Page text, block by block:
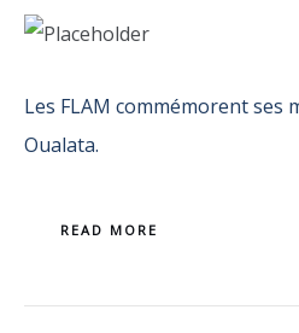
Les FLAM commémorent ses
Oualata.
READ MORE